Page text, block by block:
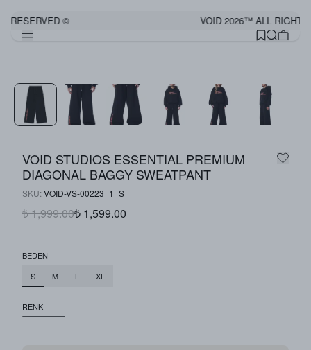
RESERVED © VOID 2026™ ALL RIGHTS
VOID STUDIOS ESSENTIAL PREMIUM
DIAGONAL BAGGY SWEATPANT
SKU: VOID-VS-00223_1_S
₺ 1,999.00₺ 1,599.00
BEDEN
S
M L XL
RENK